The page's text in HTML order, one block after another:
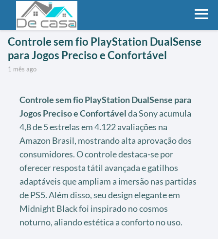
Controle sem fio PlayStation DualSense
para Jogos Preciso e Confortável
1 mês ago
Controle sem fio PlayStation DualSense para
Jogos Preciso e Confortávelda Sony acumula
4,8 de 5 estrelas em 4.122 avaliações na
Amazon Brasil, mostrando alta aprovação dos
consumidores. O controle destaca-se por
oferecer resposta tátil avançada e gatilhos
adaptáveis que ampliam a imersão nas partidas
de PS5. Além disso, seu design elegante em
Midnight Black foi inspirado no cosmos
noturno, aliando estética a conforto no uso.